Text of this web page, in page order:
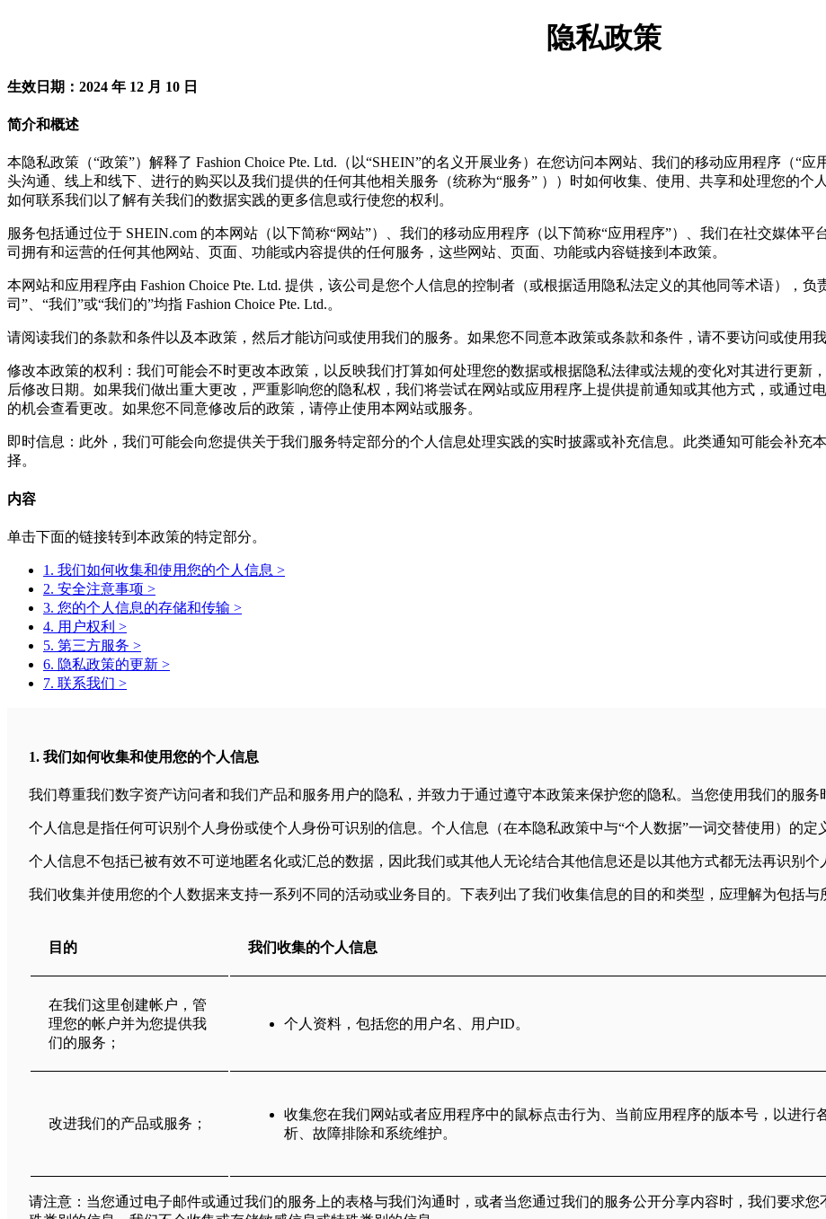
隐私政策
生效日期：2024 年 12 月 10 日
简介和概述
本隐私政策（“政策”）解释了 Fashion Choice Pte. Ltd.（以“SHEIN”的名义开展业务）在您访问本网站、我们的移动应用程序（“
头沟通、线上和线下、进行的购买以及我们提供的任何其他相关服务（统称为“服务” ））时如何收集、使用、共享和处理您的
如何联系我们以了解有关我们的数据实践的更多信息或行使您的权利。
服务包括通过位于 SHEIN.com 的本网站（以下简称“网站”）、我们的移动应用程序（以下简称“应用程序”）、我们在社交媒体
司拥有和运营的任何其他网站、页面、功能或内容提供的任何服务，这些网站、页面、功能或内容链接到本政策。
本网站和应用程序由 Fashion Choice Pte. Ltd. 提供，该公司是您个人信息的控制者（或根据适用隐私法定义的其他同等术语），
司”、“我们”或“我们的”均指 Fashion Choice Pte. Ltd.。
请阅读我们的条款和条件以及本政策，然后才能访问或使用我们的服务。如果您不同意本政策或条款和条件，请不要访问或使用我
修改本政策的权利：我们可能会不时更改本政策，以反映我们打算如何处理您的数据或根据隐私法律或法规的变化对其进行更新
后修改日期。如果我们做出重大更改，严重影响您的隐私权，我们将尝试在网站或应用程序上提供提前通知或其他方式，或通过
的机会查看更改。如果您不同意修改后的政策，请停止使用本网站或服务。
即时信息：此外，我们可能会向您提供关于我们服务特定部分的个人信息处理实践的实时披露或补充信息。此类通知可能会补充
择。
内容
单击下面的链接转到本政策的特定部分。
1. 我们如何收集和使用您的个人信息 >
2. 安全注意事项 >
3. 您的个人信息的存储和传输 >
4. 用户权利 >
5. 第三方服务 >
6. 隐私政策的更新 >
7. 联系我们 >
1. 我们如何收集和使用您的个人信息
我们尊重我们数字资产访问者和我们产品和服务用户的隐私，并致力于通过遵守本政策来保护您的隐私。当您使用我们的服务
个人信息是指任何可识别个人身份或使个人身份可识别的信息。个人信息（在本隐私政策中与“个人数据”一词交替使用）的定
个人信息不包括已被有效不可逆地匿名化或汇总的数据，因此我们或其他人无论结合其他信息还是以其他方式都无法再识别个
我们收集并使用您的个人数据来支持一系列不同的活动或业务目的。下表列出了我们收集信息的目的和类型，应理解为包括与
目的 我们收集的个人信息
在我们这里创建帐户，管
理您的帐户并为您提供我
们的服务；
个人资料，包括您的用户名、用户ID。
改进我们的产品或服务；
收集您在我们网站或者应用程序中的鼠标点击行为、当前应用程序的版本号，以进行
析、故障排除和系统维护。
请注意：当您通过电子邮件或通过我们的服务上的表格与我们沟通时，或者当您通过我们的服务公开分享内容时，我们要求